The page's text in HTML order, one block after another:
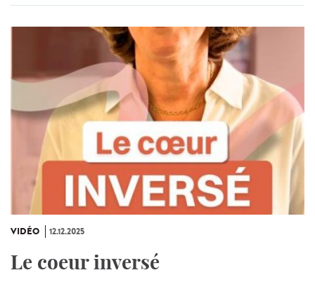
VIDÉO 12.12.2025
Le coeur inversé